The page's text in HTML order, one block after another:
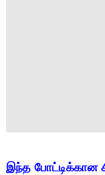
இந்த போட்டிக்கான